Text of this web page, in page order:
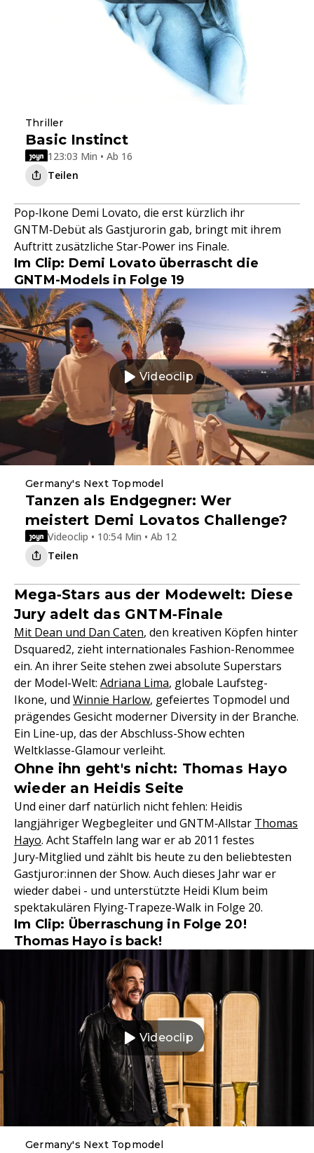
Thriller
Basic Instinct
123:03 Min • Ab 16
Teilen
Pop‑Ikone Demi Lovato, die erst kürzlich ihr
GNTM‑Debüt als Gastjurorin gab, bringt mit ihrem
Auftritt zusätzliche Star‑Power ins Finale.
Im Clip: Demi Lovato überrascht die
GNTM-Models in Folge 19
Videoclip
Germany's Next Topmodel
Tanzen als Endgegner: Wer
meistert Demi Lovatos Challenge?
Videoclip • 10:54 Min • Ab 12
Teilen
Mega‑Stars aus der Modewelt: Diese
Jury adelt das GNTM‑Finale
Mit Dean und Dan Caten, den kreativen Köpfen hinter
Dsquared2, zieht internationales Fashion-Renommee
ein. An ihrer Seite stehen zwei absolute Superstars
der Model-Welt: Adriana Lima, globale Laufsteg-
Ikone, und Winnie Harlow, gefeiertes Topmodel und
prägendes Gesicht moderner Diversity in der Branche.
Ein Line-up, das der Abschluss-Show echten
Weltklasse-Glamour verleiht.
Ohne ihn geht's nicht: Thomas Hayo
wieder an Heidis Seite
Und einer darf natürlich nicht fehlen: Heidis
langjähriger Wegbegleiter und GNTM‑Allstar Thomas
Hayo. Acht Staffeln lang war er ab 2011 festes
Jury‑Mitglied und zählt bis heute zu den beliebtesten
Gastjuror:innen der Show. Auch dieses Jahr war er
wieder dabei - und unterstützte Heidi Klum beim
spektakulären Flying‑Trapeze‑Walk in Folge 20.
Im Clip: Überraschung in Folge 20!
Thomas Hayo is back!
Videoclip
Germany's Next Topmodel